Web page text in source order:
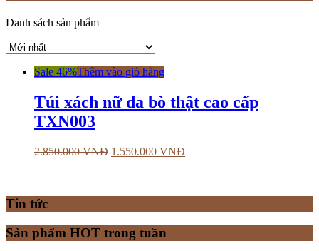
Danh sách sản phẩm
Sale 46%Thêm vào giỏ hàng
Túi xách nữ da bò thật cao cấp
TXN003
2.850.000VNĐ 1.550.000 VNĐ
Tin tức
Sản phẩm HOT trong tuần